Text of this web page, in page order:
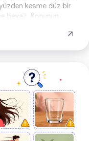
kesme düz bir
beyaz. Konunun